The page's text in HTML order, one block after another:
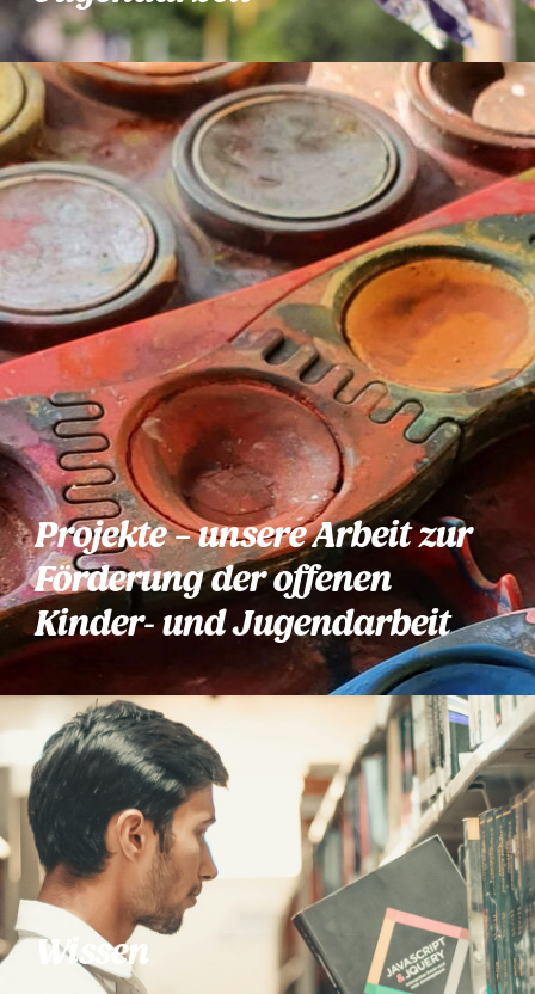
Projekte – unsere Arbeit zur
Förderung der offenen
Kinder- und Jugendarbeit
Wissen